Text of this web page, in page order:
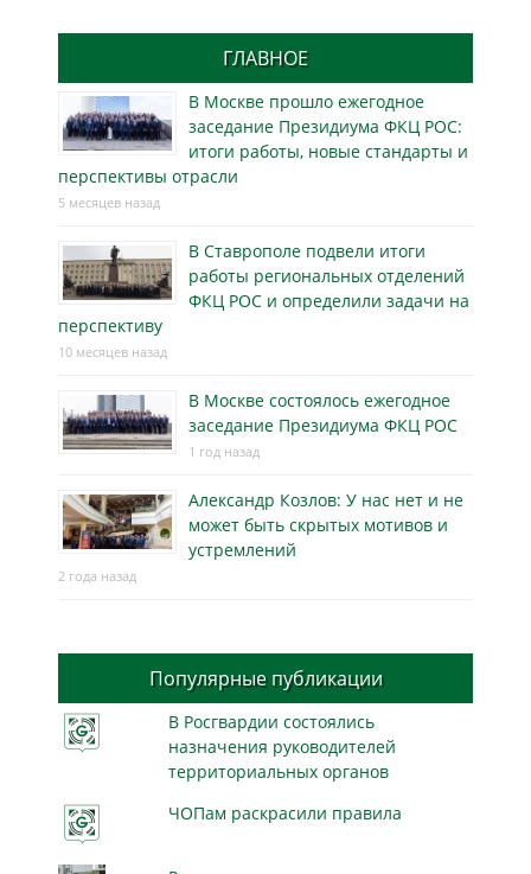
ГЛАВНОЕ
В Москве прошло ежегодное
заседание Президиума ФКЦ РОС:
итоги работы, новые стандарты и
перспективы отрасли
5 месяцев назад
В Ставрополе подвели итоги
работы региональных отделений
ФКЦ РОС и определили задачи на
перспективу
10 месяцев назад
В Москве состоялось ежегодное
заседание Президиума ФКЦ РОС
1 год назад
Александр Козлов: У нас нет и не
может быть скрытых мотивов и
устремлений
2 года назад
Популярные публикации
В Росгвардии состоялись
назначения руководителей
территориальных органов
ЧОПам раскрасили правила